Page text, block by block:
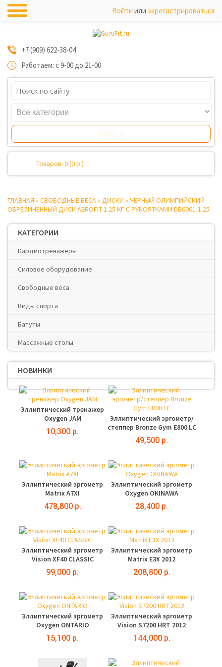
Войти или зарегистрироваться
+7 (909) 622-38-04
Работаем: с 9-00 до 21-00
Товаров: 0 (0 р.)
ГЛАВНАЯ » СВОБОДНЫЕ ВЕСА» ДИСКИ » ЧЕРНЫЙ ОЛИМПИЙСКИЙ
ОБРЕЗИНЕННЫЙ ДИСК AEROFIT 1.25 КГ С РУКОЯТКАМИ DB6061-1.25
КАТЕГОРИИ
Кардиотренажеры
Силовое оборудование
Свободные веса
Виды спорта
Батуты
Массажные столы
НОВИНКИ
Эллиптический тренажер
Oxygen JAM
10,300 р.
Эллиптический эргометр/
степпер Bronze Gym E800 LC
49,500 р.
Эллиптический эргометр
Matrix A7XI
478,800 р.
Эллиптический эргометр
Oxygen OKINAWA
28,400 р.
Эллиптический эргометр
Vision XF40 CLASSIC
99,000 р.
Эллиптический эргометр
Matrix E3X 2012
208,800 р.
Эллиптический эргометр
Oxygen ONTARIO
15,100 р.
Эллиптический эргометр
Vision S7200 HRT 2012
144,000 р.